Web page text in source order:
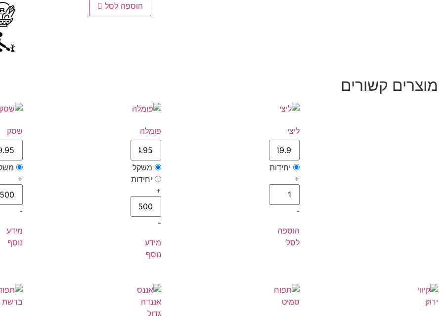
הוספה לסל
מוצרים קשורים
ליצי
יחידות
+
-
הוספה
לסל
פומלה
משקל
יחידות
+
-
מידע
נוסף
שסק
+
-
מידע
נוסף